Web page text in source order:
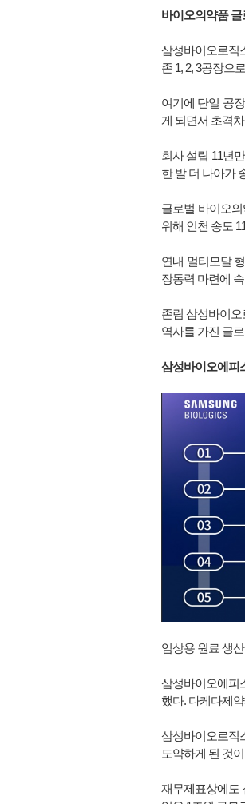
바이오의약품
삼성바이오로직
존 1, 2, 3공장으
여기에 단일 공
게 되면서 초격
회사 설립 11년
한 발 더 나아가
글로벌 바이오
위해 인천 송도
연내 멀티모달
장동력 마련에
존림 삼성바이
역사를 가진 글
삼성바이오에피
임상용 원료 생
삼성바이오에피
했다. 다케다제
삼성바이오로직
도약하게 된 것
재무제표상에도